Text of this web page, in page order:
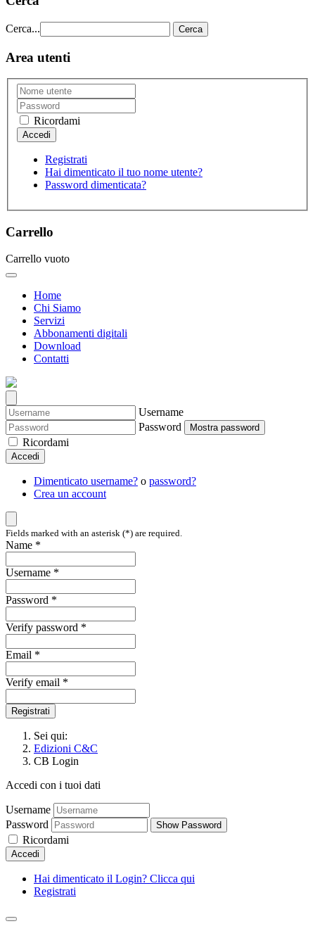
Cerca... Cerca
Area utenti
Ricordami
Registrati
Hai dimenticato il tuo nome utente?
Password dimenticata?
Carrello
Carrello vuoto
Home
Chi Siamo
Servizi
Abbonamenti digitali
Download
Contatti
Username
Password
Mostra password
Ricordami
Accedi
Dimenticato username? o password?
Crea un account
Fields marked with an asterisk (*) are required.
Name *
Username *
Password *
Verify password *
Email *
Verify email *
Registrati
Sei qui:
Edizioni C&C
CB Login
Accedi con i tuoi dati
Username
Password
Show Password
Ricordami
Accedi
Hai dimenticato il Login? Clicca qui
Registrati